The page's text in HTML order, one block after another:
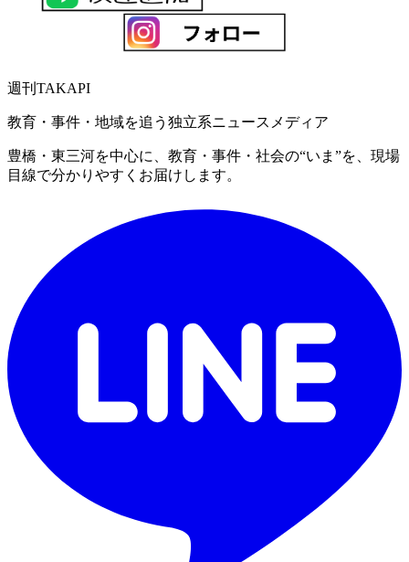
週刊 TAKAPI
教育・事件・地域を追う独立系ニュースメディア
豊橋・東三河を中心に、教育・事件・社会の“いま”を、現場
目線で分かりやすくお届けします。